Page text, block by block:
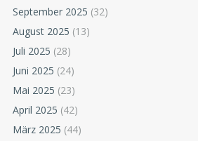
September 2025 (32)
August 2025 (13)
Juli 2025 (28)
Juni 2025 (24)
Mai 2025 (23)
April 2025 (42)
März 2025 (44)